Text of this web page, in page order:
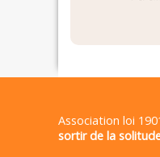
Association loi
sortir de la